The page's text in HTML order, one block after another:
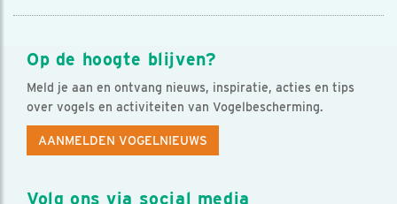
Op de hoogte blijven?
Meld je aan en ontvang nieuws, inspiratie, acties en tips
over vogels en activiteiten van Vogelbescherming.
AANMELDEN VOGELNIEUWS
Volg ons via social media